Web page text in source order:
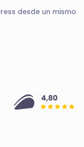
desde un mismo